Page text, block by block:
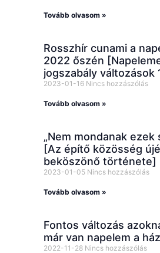
Tovább olvasom »
Rosszhír cunami a
2022 őszén
jogszabály változások
2023-01-16 Nincs hozzászólás
Tovább olvasom »
„Nem mondanak ezek
[Az építő közösség
beköszönő története]
2023-01-05 Nincs hozzászólás
Tovább olvasom »
Fontos változás
már van napelem a
2022-11-28 Nincs hozzászólás